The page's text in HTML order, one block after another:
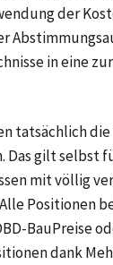
der
in eine
tatsächlich
Das gilt selbst
mit völlig
Positionen
BauPreise
dank